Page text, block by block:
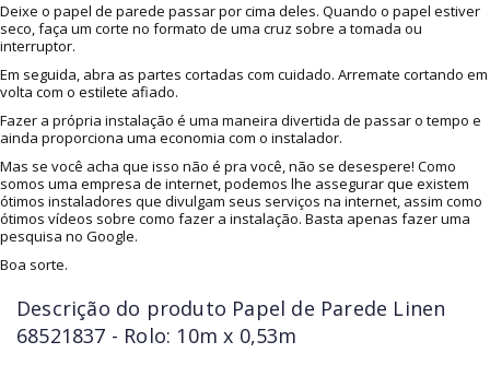
Deixe o papel de parede passar por cima deles. Quando o papel estiver
seco, faça um corte no formato de uma cruz sobre a tomada ou
interruptor.
Em seguida, abra as partes cortadas com cuidado. Arremate cortando em
volta com o estilete afiado.
Fazer a própria instalação é uma maneira divertida de passar o tempo e
ainda proporciona uma economia com o instalador.
Mas se você acha que isso não é pra você, não se desespere! Como
somos uma empresa de internet, podemos lhe assegurar que existem
ótimos instaladores que divulgam seus serviços na internet, assim como
ótimos vídeos sobre como fazer a instalação. Basta apenas fazer uma
pesquisa no Google.
Boa sorte.
Descrição do produto Papel de Parede Linen
68521837 - Rolo: 10m x 0,53m